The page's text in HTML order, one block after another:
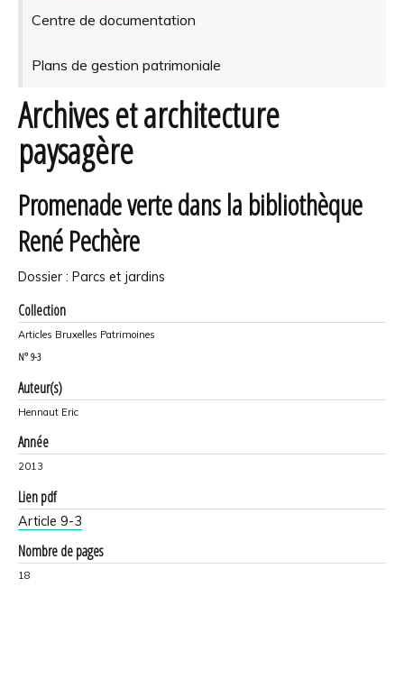
Centre de documentation
Plans de gestion patrimoniale
Archives et architecture
paysagère
Promenade verte dans la bibliothèque
René Pechère
Dossier : Parcs et jardins
Collection
Articles Bruxelles Patrimoines
N° 9-3
Auteur(s)
Hennaut Eric
Année
2013
Lien pdf
Article 9-3
Nombre de pages
18